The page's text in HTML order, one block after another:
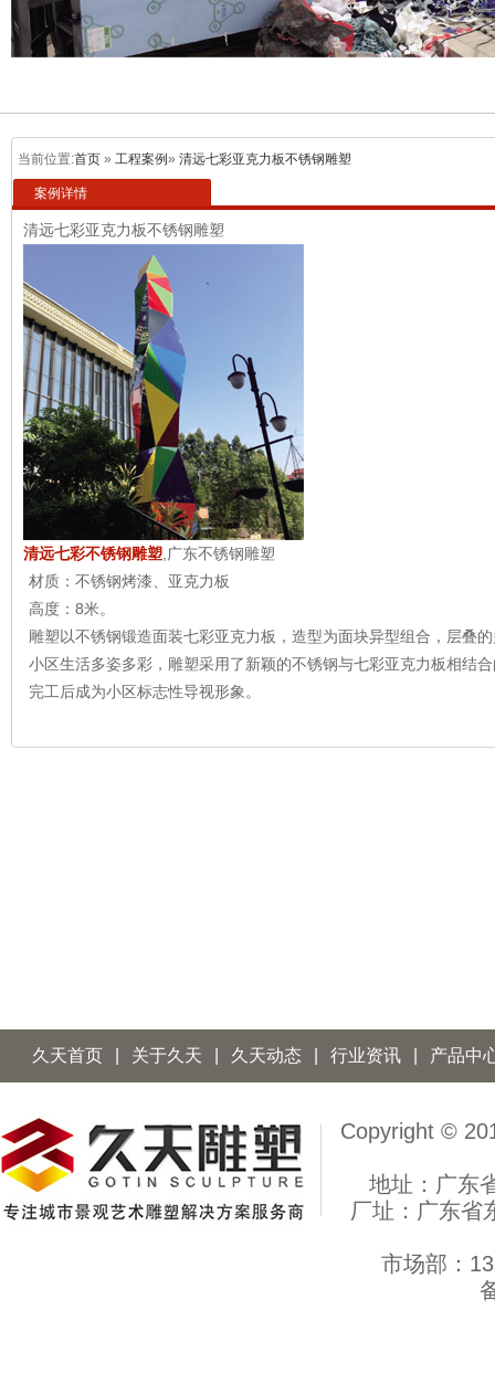
当前位置:首页 » 工程案例» 清远七彩亚克力板不锈钢雕塑
案例详情
清远七彩亚克力板不锈钢雕塑
清远七彩不锈钢雕塑 ,广东不锈钢雕塑
材质：不锈钢烤漆、亚克力板
高度：8米。
雕塑以不锈钢锻造面装七彩亚克力板，造型为面块异型组合，层叠
小区生活多姿多彩，雕塑采用了新颖的不锈钢与七彩亚克力板相结
完工后成为小区标志性导视形象。
久天首页 关于久天 久天动态 行业资讯 产品中
Copyright ©
地址：广东
厂址：广东省
市场部：